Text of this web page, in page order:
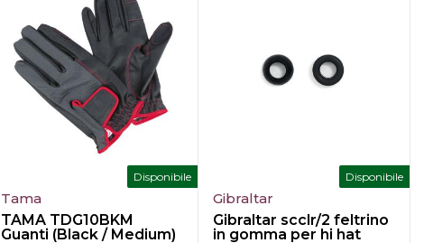
Disponibile
Tama
TAMA TDG10BKM
Guanti (Black / Medium)
Disponibile
Gibraltar
Gibraltar scclr/2 feltrino
in gomma per hi hat